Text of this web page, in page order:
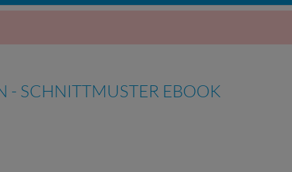
- SCHNITTMUSTER EBOOK